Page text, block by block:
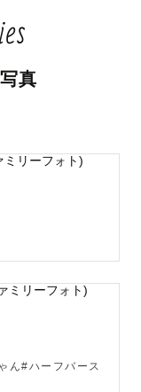
い場所がござい
い大切な瞬間”を
族がリラックス
ます。人見知り
真
ん#ハーフバース